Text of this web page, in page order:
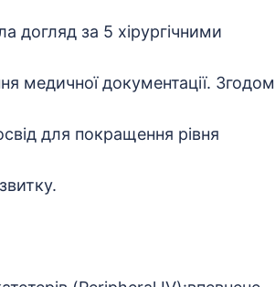
догляд за 5 хірургічними
медичної документації. Згодом
для покращення рівня